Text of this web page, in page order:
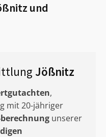
und
Jößnitz
,
mit 20-jähriger
unserer